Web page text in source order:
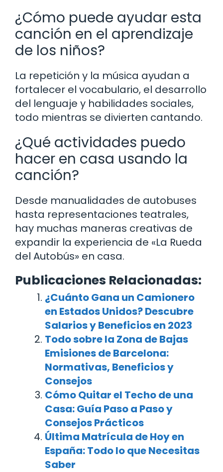
¿Cómo puede ayudar esta
canción en el aprendizaje
de los niños?
La repetición y la música ayudan a
fortalecer el vocabulario, el desarrollo
del lenguaje y habilidades sociales,
todo mientras se divierten cantando.
¿Qué actividades puedo
hacer en casa usando la
canción?
Desde manualidades de autobuses
hasta representaciones teatrales,
hay muchas maneras creativas de
expandir la experiencia de «La Rueda
del Autobús» en casa.
Publicaciones Relacionadas:
¿Cuánto Gana un Camionero
en Estados Unidos? Descubre
Salarios y Beneficios en 2023
Todo sobre la Zona de Bajas
Emisiones de Barcelona:
Normativas, Beneficios y
Consejos
Cómo Quitar el Techo de una
Casa: Guía Paso a Paso y
Consejos Prácticos
Última Matrícula de Hoy en
España: Todo lo que Necesitas
Saber